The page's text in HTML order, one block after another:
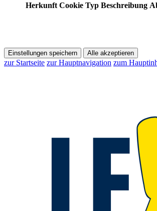
Herkunft Cookie Typ Beschreibung
Einstellungen speichern Alle akzeptieren
zur Startseite zur Hauptnavigation zum